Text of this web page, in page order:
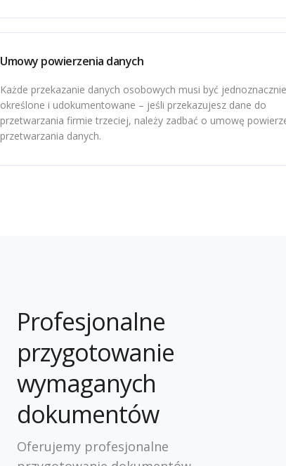
Umowy powierzenia danych
Każde przekazanie danych osobowych musi być jednoznacznie
określone i udokumentowane – jeśli przekazujesz dane do
przetwarzania firmie trzeciej, należy zadbać o umowę
przetwarzania danych.
Profesjonalne
przygotowanie
wymaganych
dokumentów
Oferujemy profesjonalne